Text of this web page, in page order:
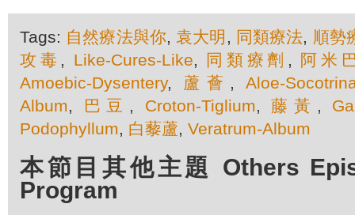
Tags: 自然療法與你,袁大明 , 同類療法, 順勢
攻毒 , Like-Cures-Like, 同類療劑 , 阿米
Amoebic-Dysentery, 蘆薈 ,Aloe-
Album, 巴豆 , Croton-Tiglium,藤黃 ,
Podophyllum, 白藜蘆, Veratrum-Album
本節目其他主題 Others
Program